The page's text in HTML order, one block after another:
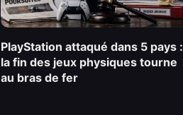
PlayStation attaqué dans 5 pays :
la fin des jeux physiques tourne
au bras de fer